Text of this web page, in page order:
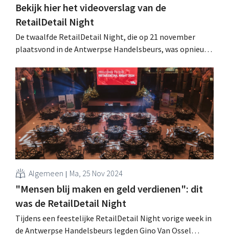
Bekijk hier het videoverslag van de
RetailDetail Night
De twaalfde RetailDetail Night, die op 21 november
plaatsvond in de Antwerpse Handelsbeurs, was opnieuw
retailjaar. De aftermovie staat nu online. .
Algemeen Ma, 25 Nov 2024
"Mensen blij maken en geld verdienen": dit
was de RetailDetail Night
Tijdens een feestelijke RetailDetail Night vorige week in
de Antwerpse Handelsbeurs legden Gino Van Ossel